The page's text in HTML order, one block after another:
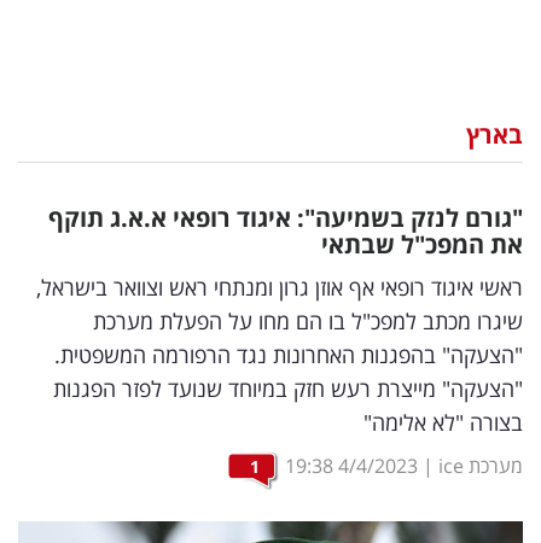
וצרכנות
דיגיטל
וטק
שיווק
ופרסום
משפט
ומחקרים
בארץ
"גורם לנזק בשמיעה": איגוד רופאי א.א.ג תוקף
את המפכ"ל שבתאי
ראשי איגוד רופאי אף אוזן גרון ומנתחי ראש וצוואר בישראל,
שיגרו מכתב למפכ"ל בו הם מחו על הפעלת מערכת
"הצעקה" בהפגנות האחרונות נגד הרפורמה המשפטית.
"הצעקה" מייצרת רעש חזק במיוחד שנועד לפזר הפגנות
בצורה "לא אלימה"
מערכת ice |
4/4/2023
19:38
1